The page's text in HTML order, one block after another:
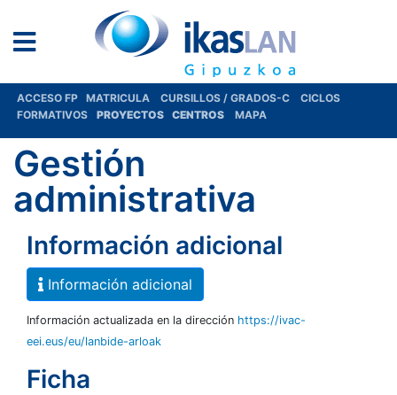
ACCESO FP MATRICULA CURSILLOS / GRADOS-C
CICLOS
FORMATIVOS
PROYECTOS CENTROS MAPA
Gestión
administrativa
Información adicional
Información adicional
Información actualizada en la dirección https://ivac-
eei.eus/eu/lanbide-arloak
Ficha